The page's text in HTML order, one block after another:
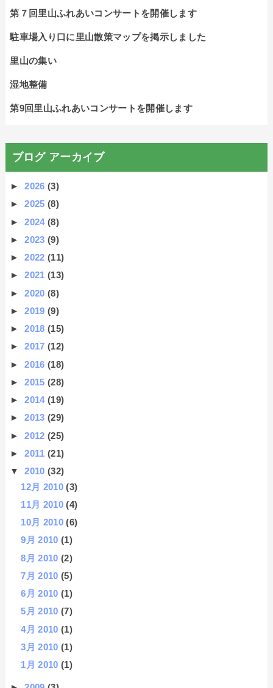
第７回里山ふれあいコンサートを開催します
駐車場入り口に里山散策マップを掲示しました
里山の集い
湿地整備
第9回里山ふれあいコンサートを開催します
ブログ アーカイブ
►2026(3)
►2025(8)
►2024(8)
►2023(9)
►2022(11)
►2021(13)
►2020(8)
►2019(9)
►2018(15)
►2017(12)
►2016(18)
►2015(28)
►2014(19)
►2013(29)
►2012(25)
►2011(21)
▼2010(32)
12月 2010(3)
11月 2010(4)
10月 2010(6)
9月 2010(1)
8月 2010(2)
7月 2010(5)
6月 2010(1)
5月 2010(7)
4月 2010(1)
3月 2010(1)
1月 2010(1)